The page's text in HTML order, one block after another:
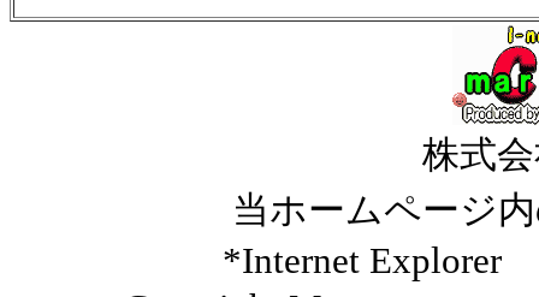
株式
当ホームページ
*Internet Explorer